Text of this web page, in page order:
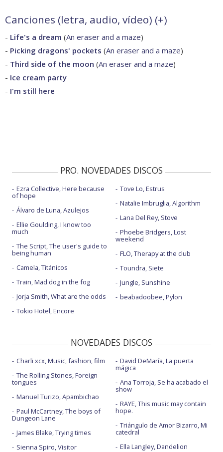
Canciones (letra, audio, vídeo) (+)
- Life's a dream (An eraser and a maze)
- Picking dragons' pockets (An eraser and a maze)
- Third side of the moon (An eraser and a maze)
- Ice cream party
- I'm still here
PRO. NOVEDADES DISCOS
Ezra Collective, Here because
of hope
Álvaro de Luna, Azulejos
Ellie Goulding, I know too
much
The Script, The user's guide to
being human
Camela, Titánicos
Train, Mad dog in the fog
Jorja Smith, What are the odds
Tokio Hotel, Encore
Tove Lo, Estrus
Natalie Imbruglia, Algorithm
Lana Del Rey, Stove
Phoebe Bridgers, Lost
weekend
FLO, Therapy at the club
Toundra, Siete
Jungle, Sunshine
beabadoobee, Pylon
NOVEDADES DISCOS
Charli xcx, Music, fashion, film
The Rolling Stones, Foreign
tongues
Manuel Turizo, Apambichao
Paul McCartney, The boys of
Dungeon Lane
James Blake, Trying times
Sienna Spiro, Visitor
David DeMaría, La puerta
mágica
Ana Torroja, Se ha acabado el
show
RAYE, This music may contain
hope.
Triángulo de Amor Bizarro, Mi
catedral
Ella Langley, Dandelion